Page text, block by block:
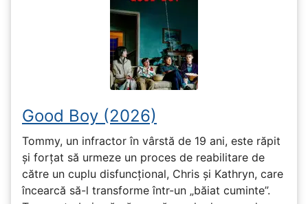
Good Boy (2026)
Tommy, un infractor în vârstă de 19 ani, este răpit
și forțat să urmeze un proces de reabilitare de
către un cuplu disfuncțional, Chris și Kathryn, care
încearcă să-l transforme într-un „băiat cuminte”.